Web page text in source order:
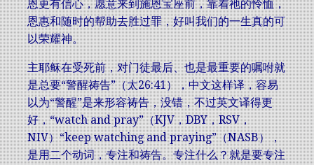
恩更有信心，愿意来到施恩宝座前，靠着祂的怜恤，
恩惠和随时的帮助去胜过罪，好叫我们的一生真的可
以荣耀神。
主耶稣在受死前，对门徒最后、也是最重要的嘱咐就
是总要“警醒祷告”（太26:41），中文这样译，容易
以为“警醒”是来形容祷告，没错，不过英文译得更
好，“watch and pray”（KJV，DBY，RSV，
NIV）“keep watching and praying”（NASB），
是用二个动词，专注和祷告。专注什么？就是要专注